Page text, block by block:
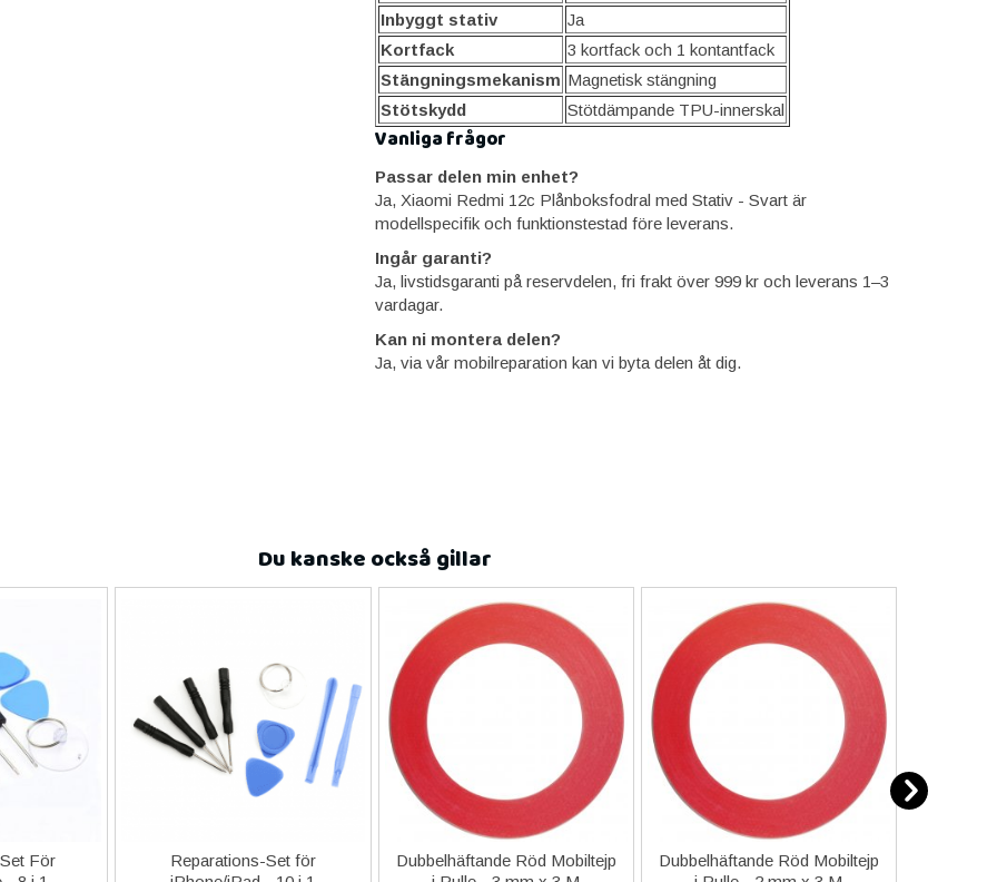
Inbyggt stativ
Ja
Kortfack
3 kortfack och 1 kontantfack
Stängningsmekanism Magnetisk stängning
Stötskydd
Stötdämpande TPU-innerskal
Vanliga frågor
Passar delen min enhet?
Ja, Xiaomi Redmi 12c Plånboksfodral med Stativ - Svart är
modellspecifik och funktionstestad före leverans.
Ingår garanti?
Ja, livstidsgaranti på reservdelen, fri frakt över 999 kr och leverans 1–3
vardagar.
Kan ni montera delen?
Ja, via vår mobilreparation kan vi byta delen åt dig.
Du kanske också gillar
För
Reparations-Set för
Dubbelhäftande Röd Mobiltejp
Dubbelhäftande Röd Mobiltejp